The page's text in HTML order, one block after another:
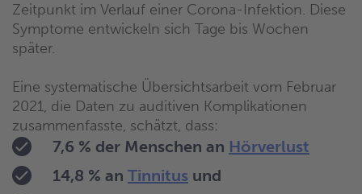
Zeitpunkt im Verlauf einer Corona-Infektion. Diese
Symptome entwickeln sich Tage bis Wochen
später.
Eine systematische Übersichtsarbeit vom Februar
2021, die Daten zu auditiven Komplikationen
zusammenfasste, schätzt, dass:
7,6 % der Menschen an Hörverlust
14,8 % an Tinnitus und